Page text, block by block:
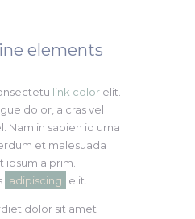
elements
link color elit.
dolor, a cras vel
Nam in sapien id urna
et malesuada
a prim.
adipiscing elit.
dolor sit amet